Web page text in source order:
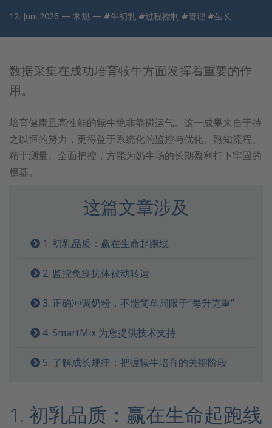
12. Juni 2026 — 常规 — #牛初乳 #过程控制 #管理 #生长
数据采集在成功培育犊牛方面发挥着重要的作
用。
培育健康且高性能的犊牛绝非靠碰运气。这一成果来自于持
之以恒的努力，更得益于系统化的监控与优化。熟知流程、
精于测量、全面把控，方能为奶牛场的长期盈利打下牢固的
根基。
这篇文章涉及
1. 初乳品质：赢在生命起跑线
2. 监控免疫抗体被动转运
3. 正确冲调奶粉，不能简单局限于“每升克重”
4. SmartMix 为您提供技术支持
5. 了解成长规律：把握犊牛培育的关键阶段
1. 初乳品质：赢在生命起跑线